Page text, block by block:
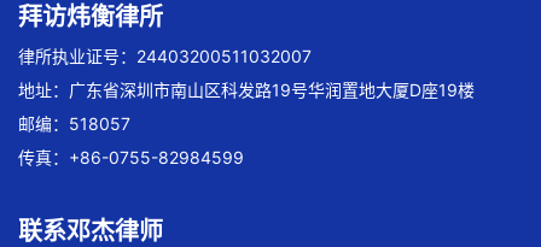
拜访炜衡律所
律所执业证号：24403200511032007
地址：广东省深圳市南山区科发路19号华润置地大厦D座19楼
邮编：518057
传真：+86-0755-82984599
联系邓杰律师